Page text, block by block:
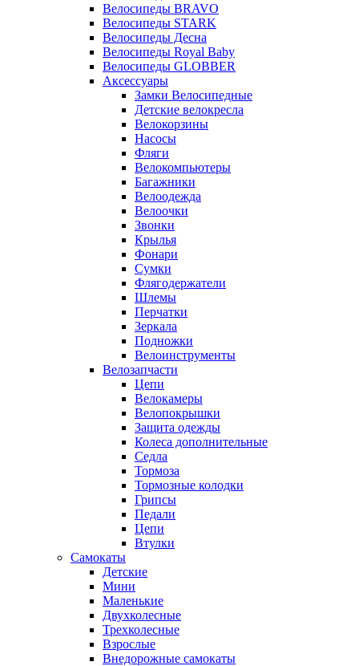
Велосипеды BRAVO
Велосипеды STARK
Велосипеды Десна
Велосипеды Royal Baby
Велосипеды GLOBBER
Аксессуары
Замки Велосипедные
Детские велокресла
Велокорзины
Насосы
Фляги
Велокомпьютеры
Багажники
Велоодежда
Велоочки
Звонки
Крылья
Фонари
Сумки
Флягодержатели
Шлемы
Перчатки
Зеркала
Подножки
Велоинструменты
Велозапчасти
Цепи
Велокамеры
Велопокрышки
Защита одежды
Колеса дополнительные
Седла
Тормоза
Тормозные колодки
Грипсы
Педали
Цепи
Втулки
Самокаты
Детские
Мини
Маленькие
Двухколесные
Трехколесные
Взрослые
Внедорожные самокаты